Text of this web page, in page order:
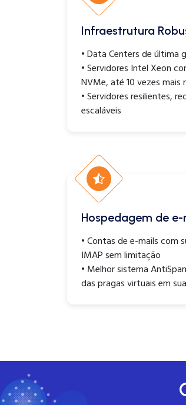
Infraestrutura
• Data Centers de última
• Servidores Intel Xeon
NVMe, até 10 vezes mais
• Servidores resilientes,
escaláveis
Hospedagem de
• Contas de e-mails com
IMAP sem limitação
• Melhor sistema
das pragas virtuais em